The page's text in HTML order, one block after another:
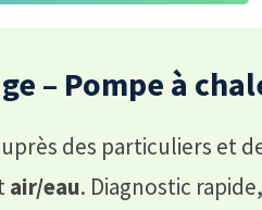
– Pompe à
des particuliers et
air/eau. Diagnostic